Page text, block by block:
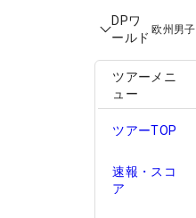
DPワ
ールド
欧州男子
ツアーメニ
ュー
ツアーTOP
速報・スコ
ア